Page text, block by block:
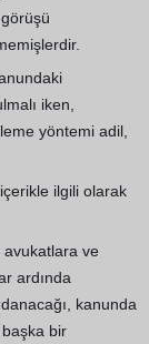
iken,
yöntemi adil,
ilgili olarak
ve
ardında
kanunda
başka bir